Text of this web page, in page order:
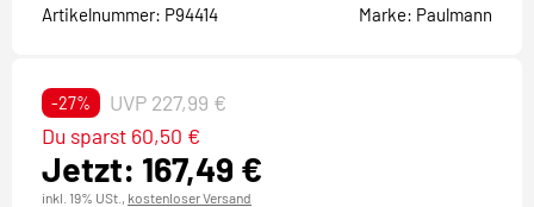
Artikelnummer: P94414 Marke: Paulmann
-27% UVP 227,99 €
Jetzt: 167,49 €
Du sparst 60,50 €
inkl. 19% USt., kostenloser Versand